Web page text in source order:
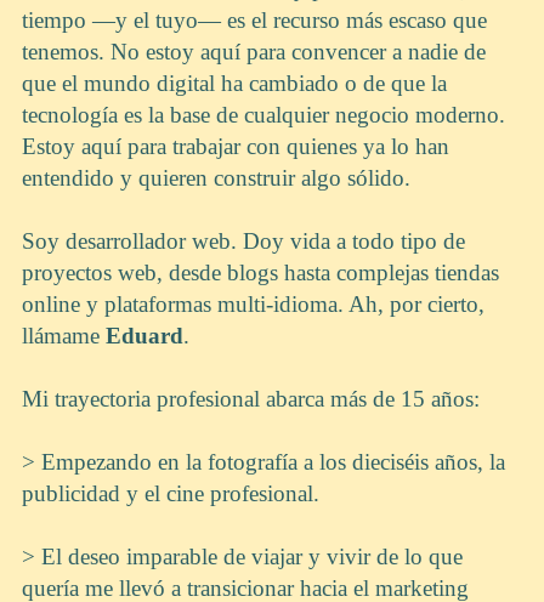
tiempo —y el tuyo— es el recurso más escaso que
tenemos. No estoy aquí para convencer a nadie de
que el mundo digital ha cambiado o de que la
tecnología es la base de cualquier negocio moderno.
Estoy aquí para trabajar con quienes ya lo han
entendido y quieren construir algo sólido.
Soy desarrollador web. Doy vida a todo tipo de
proyectos web, desde blogs hasta complejas tiendas
online y plataformas multi-idioma. Ah, por cierto,
llámame Eduard.
Mi trayectoria profesional abarca más de 15 años:
> Empezando en la fotografía a los dieciséis años, la
publicidad y el cine profesional.
> El deseo imparable de viajar y vivir de lo que
quería me llevó a transicionar hacia el marketing